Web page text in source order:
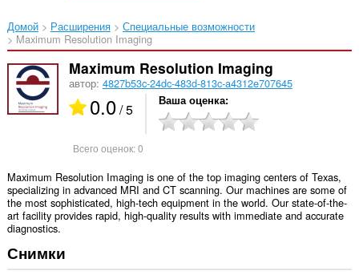
Домой Расширения
Специальные возможности
Maximum Resolution Imaging‎
Maximum Resolution Imaging
автор: 4827b53c-24dc-483d-813c-a4312e707645
0.0/ 5 Ваша оценка
Всего оценок:0
Maximum Resolution Imaging is one of the top imaging centers of Texas,
specializing in advanced MRI and CT scanning. Our machines are some of
the most sophisticated, high-tech equipment in the world. Our state-of-the-
art facility provides rapid, high-quality results with immediate and accurate
diagnostics.
Снимки